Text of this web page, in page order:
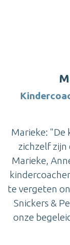
Marieke: "De
zichzelf
Marieke,
te vergeten
Snickers &
onze